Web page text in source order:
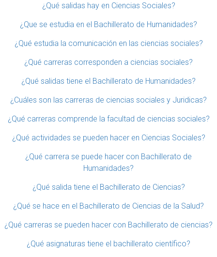
¿Qué salidas hay en Ciencias Sociales?
¿Que se estudia en el Bachillerato de Humanidades?
¿Qué estudia la comunicación en las ciencias sociales?
¿Qué carreras corresponden a ciencias sociales?
¿Qué salidas tiene el Bachillerato de Humanidades?
¿Cuáles son las carreras de ciencias sociales y Juridicas?
¿Qué carreras comprende la facultad de ciencias sociales?
¿Qué actividades se pueden hacer en Ciencias Sociales?
¿Qué carrera se puede hacer con Bachillerato de
Humanidades?
¿Qué salida tiene el Bachillerato de Ciencias?
¿Qué se hace en el Bachillerato de Ciencias de la Salud?
¿Qué carreras se pueden hacer con Bachillerato de ciencias?
¿Qué asignaturas tiene el bachillerato científico?